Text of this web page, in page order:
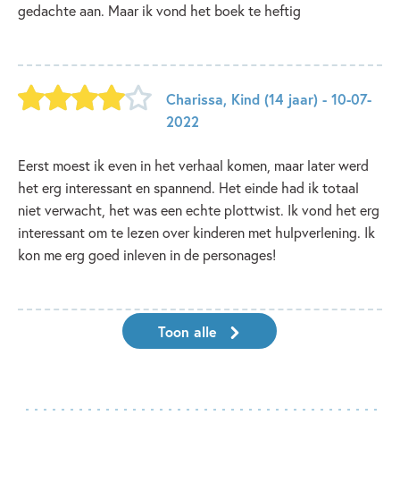
gedachte aan. Maar ik vond het boek te heftig
Charissa, Kind (14 jaar) - 10-07-
2022
Eerst moest ik even in het verhaal komen, maar later werd
het erg interessant en spannend. Het einde had ik totaal
niet verwacht, het was een echte plottwist. Ik vond het erg
interessant om te lezen over kinderen met hulpverlening. Ik
kon me erg goed inleven in de personages!
Toon alle